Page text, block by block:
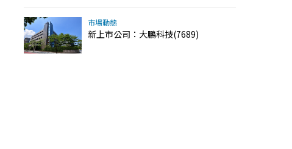
市場動態
新上市公司：大鵬科技(7689)